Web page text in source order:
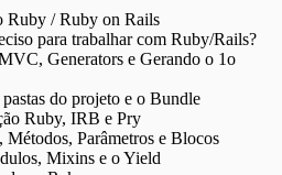
Ruby / Ruby on Rails
para trabalhar com Ruby/Rails?
Generators e Gerando o 1o
do projeto e o Bundle
Ruby, IRB e Pry
Parâmetros e Blocos
Mixins e o Yield